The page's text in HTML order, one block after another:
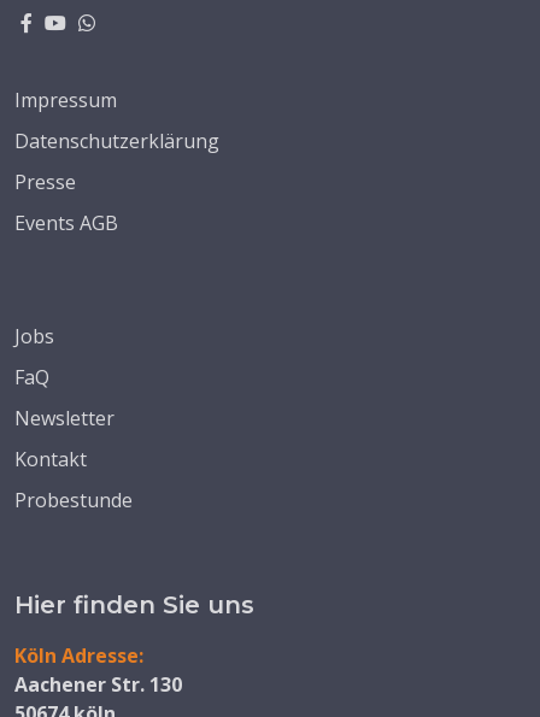
Impressum
Datenschutzerklärung
Presse
Events AGB
Jobs
FaQ
Newsletter
Kontakt
Probestunde
Hier finden Sie uns
Köln Adresse:
Aachener Str. 130